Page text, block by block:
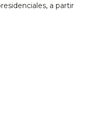
a partir